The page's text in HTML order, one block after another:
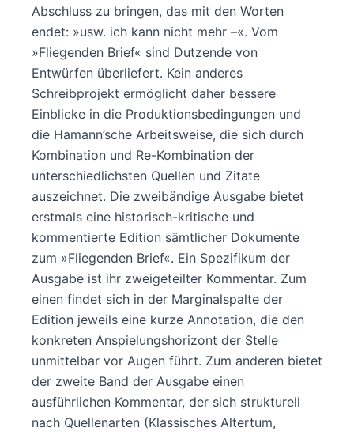
Abschluss zu bringen, das mit den Worten
endet: »usw. ich kann nicht mehr –«. Vom
»Fliegenden Brief« sind Dutzende von
Entwürfen überliefert. Kein anderes
Schreibprojekt ermöglicht daher bessere
Einblicke in die Produktionsbedingungen und
die Hamann’sche Arbeitsweise, die sich durch
Kombination und Re-Kombination der
unterschiedlichsten Quellen und Zitate
auszeichnet. Die zweibändige Ausgabe bietet
erstmals eine historisch-kritische und
kommentierte Edition sämtlicher Dokumente
zum »Fliegenden Brief«. Ein Spezifikum der
Ausgabe ist ihr zweigeteilter Kommentar. Zum
einen findet sich in der Marginalspalte der
Edition jeweils eine kurze Annotation, die den
konkreten Anspielungshorizont der Stelle
unmittelbar vor Augen führt. Zum anderen bietet
der zweite Band der Ausgabe einen
ausführlichen Kommentar, der sich strukturell
nach Quellenarten (Klassisches Altertum,